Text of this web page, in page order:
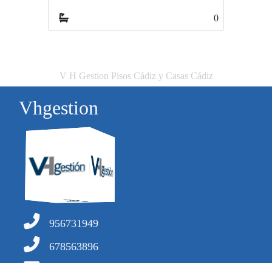
0
V H Gestion Pisos Cádiz y Casas Cádiz
Vhgestion
956731949
678563896